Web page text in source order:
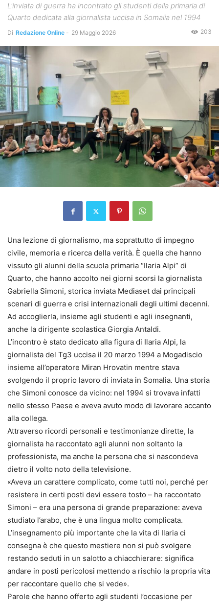
L'inviata di guerra ha incontrato gli studenti della primaria di
Quarto dedicata alla giornalista uccisa in Somalia nel 1994
Di Redazione Online - 29 Maggio 2026 203
Una lezione di giornalismo, ma soprattutto di impegno
civile, memoria e ricerca della verità. È quella che hanno
vissuto gli alunni della scuola primaria “Ilaria Alpi” di
Quarto, che hanno accolto nei giorni scorsi la giornalista
Gabriella Simoni, storica inviata Mediaset dai principali
scenari di guerra e crisi internazionali degli ultimi decenni.
Ad accoglierla, insieme agli studenti e agli insegnanti,
anche la dirigente scolastica Giorgia Antaldi.
L’incontro è stato dedicato alla figura di Ilaria Alpi, la
giornalista del Tg3 uccisa il 20 marzo 1994 a Mogadiscio
insieme all’operatore Miran Hrovatin mentre stava
svolgendo il proprio lavoro di inviata in Somalia. Una storia
che Simoni conosce da vicino: nel 1994 si trovava infatti
nello stesso Paese e aveva avuto modo di lavorare accanto
alla collega.
Attraverso ricordi personali e testimonianze dirette, la
giornalista ha raccontato agli alunni non soltanto la
professionista, ma anche la persona che si nascondeva
dietro il volto noto della televisione.
«Aveva un carattere complicato, come tutti noi, perché per
resistere in certi posti devi essere tosto – ha raccontato
Simoni – era una persona di grande preparazione: aveva
studiato l’arabo, che è una lingua molto complicata.
L’insegnamento più importante che la vita di Ilaria ci
consegna è che questo mestiere non si può svolgere
restando seduti in un salotto a chiacchierare: significa
andare in posti pericolosi mettendo a rischio la propria vita
per raccontare quello che si vede».
Parole che hanno offerto agli studenti l’occasione per